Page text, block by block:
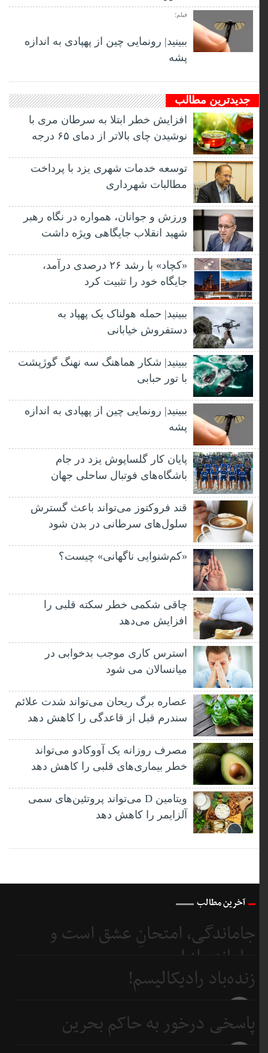
فیلم؛
ببینید| رونمایی چین از پهپادی به اندازه
پشه
جدیدترین مطالب
افزایش خطر ابتلا به سرطان مری با
نوشیدن چای بالاتر از دمای ۶۵ درجه
توسعه خدمات شهری یزد با پرداخت
مطالبات شهرداری
ورزش و جوانان، همواره در نگاه رهبر
شهید انقلاب جایگاهی ویژه داشت
«کچاد» با رشد ۲۶ درصدی درآمد،
جایگاه خود را تثبیت کرد
ببینید| حمله هولناک یک پهپاد به
دستفروش خیابانی
ببینید| شکار هماهنگ سه نهنگ گوژپشت
با تور حبابی
ببینید| رونمایی چین از پهپادی به اندازه
پشه
پایان کار گلساپوش یزد در جام
باشگاه‌های فوتبال ساحلی جهان
قند فروکتوز می‌تواند باعث گسترش
سلول‌های سرطانی در بدن شود
«کم‌شنوایی ناگهانی» چیست؟
چاقی شکمی خطر سکته قلبی را
افزایش می‌دهد
استرس کاری موجب بدخوابی در
میانسالان می شود
عصاره برگ ریحان می‌تواند شدت علائم
سندرم قبل از قاعدگی را کاهش دهد
مصرف روزانه یک آووکادو می‌تواند
خطر بیماری‌های قلبی را کاهش دهد
ویتامین D می‌تواند پروتئین‌های سمی
آلزایمر را کاهش دهد
آخرین مطالب
جاماندگی، امتحانِ عشق است و
جامانده از اربعین...
5 روز
زنده‌باد رادیکالیسم!
پاسخی درخور به حاکم بحرین